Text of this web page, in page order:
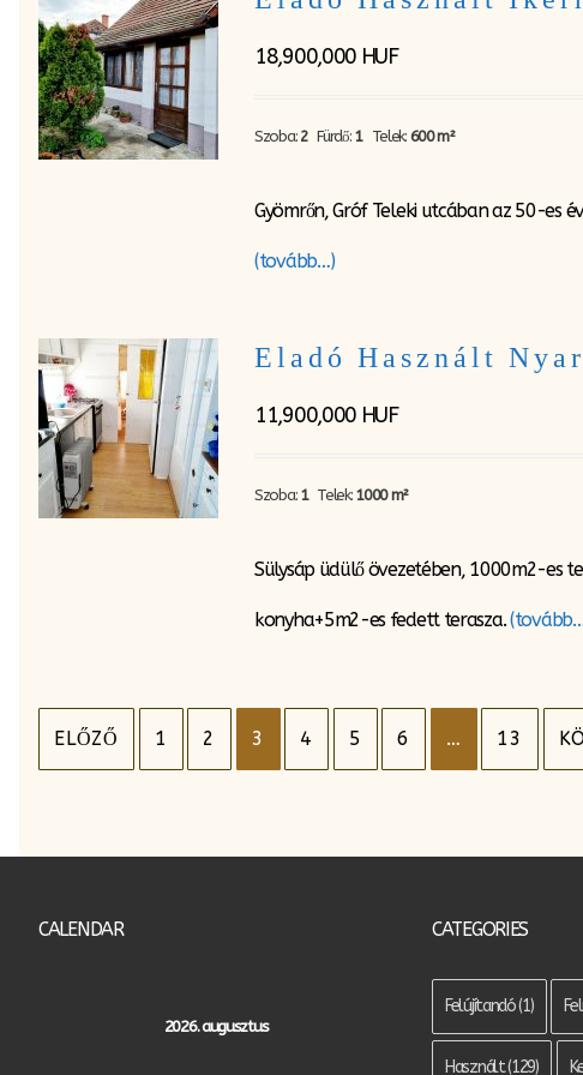
18,900,000 HUF
Szoba: 2 Fürdő: 1 Telek: 600 m²
Gyömrőn, Gróf Teleki utcában az 50-es
(tovább…)
Eladó Használt
11,900,000 HUF
Szoba: 1 Telek: 1000 m²
Sülysáp üdülő övezetében, 1000m2-es
konyha+5m2-es fedett terasza.
Bejegyzés
navigáció
ELŐZŐ 1 2 3 4 5 6 … 13
CALENDAR
2026. augusztus
CATEGORIES
Felújítandó(1)
Használt(129)